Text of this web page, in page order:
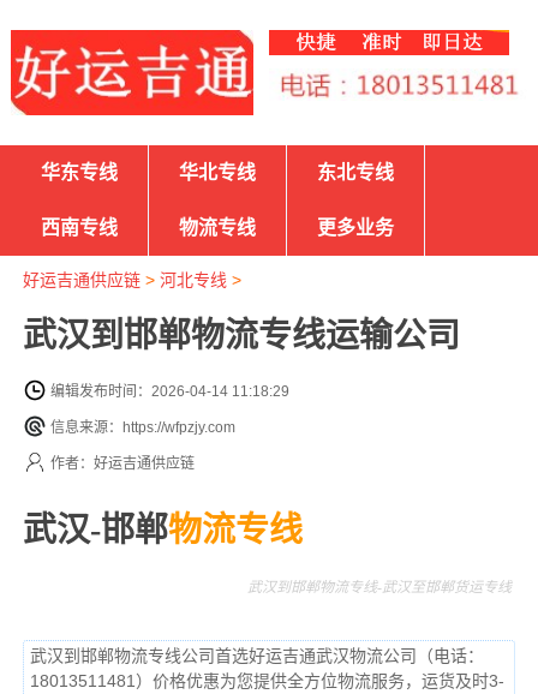
华东专线 华北专线 东北专线
西南专线 物流专线 更多业务
好运吉通供应链> 河北专线 >
武汉到邯郸物流专线运输公司
编辑发布时间：2026-04-14 11:18:29
信息来源：https://wfpzjy.com
作者：好运吉通供应链
武汉-邯郸物流专线
武汉到邯郸物流专线-武汉至邯郸货运专线
武汉到邯郸物流专线公司首选好运吉通武汉物流公司（电话：
18013511481）价格优惠为您提供全方位物流服务，运货及时3-